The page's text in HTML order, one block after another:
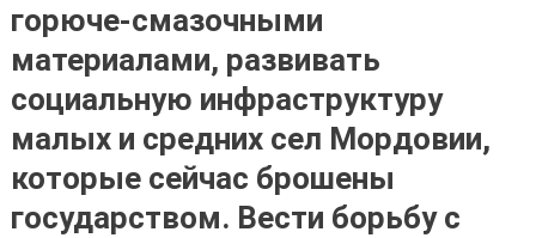
горюче-смазочными
материалами, развивать
социальную инфраструктуру
малых и средних сел Мордовии,
которые сейчас брошены
государством. Вести борьбу с